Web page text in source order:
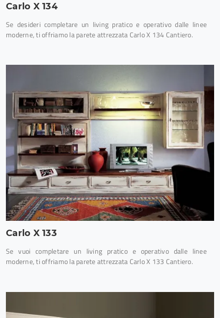
Carlo X 134
Se desideri completare un living pratico e operativo dalle linee
moderne, ti offriamo la parete attrezzata Carlo X 134 Cantiero.
Carlo X 133
Se vuoi completare un living pratico e operativo dalle linee
moderne, ti offriamo la parete attrezzata Carlo X 133 Cantiero.